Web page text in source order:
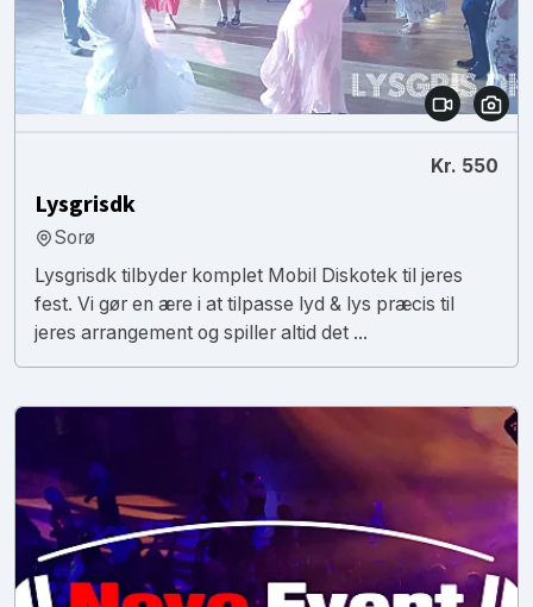
Kr. 550
Lysgrisdk
Sorø
Lysgrisdk tilbyder komplet Mobil Diskotek til jeres
fest. Vi gør en ære i at tilpasse lyd & lys præcis til
jeres arrangement og spiller altid det ...